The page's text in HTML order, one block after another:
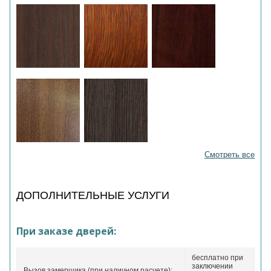
Смотреть все
ДОПОЛНИТЕЛЬНЫЕ УСЛУГИ
При заказе дверей:
бесплатно при
заключении